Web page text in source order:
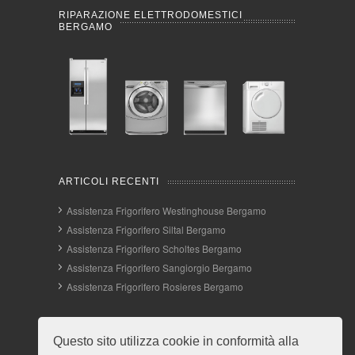
Questo sito utilizza cookie in conformità alla
RIPARAZIONE ELETTRODOMESTICI
BERGAMO
ARTICOLI RECENTI
Assistenza Frigorifero Westinghouse Bergamo
Assistenza Frigorifero Siltal Bergamo
Assistenza Frigorifero Scholtes Bergamo
Assistenza Frigorifero Sangiorgio Bergamo
Assistenza Frigorifero Rosieres Bergamo